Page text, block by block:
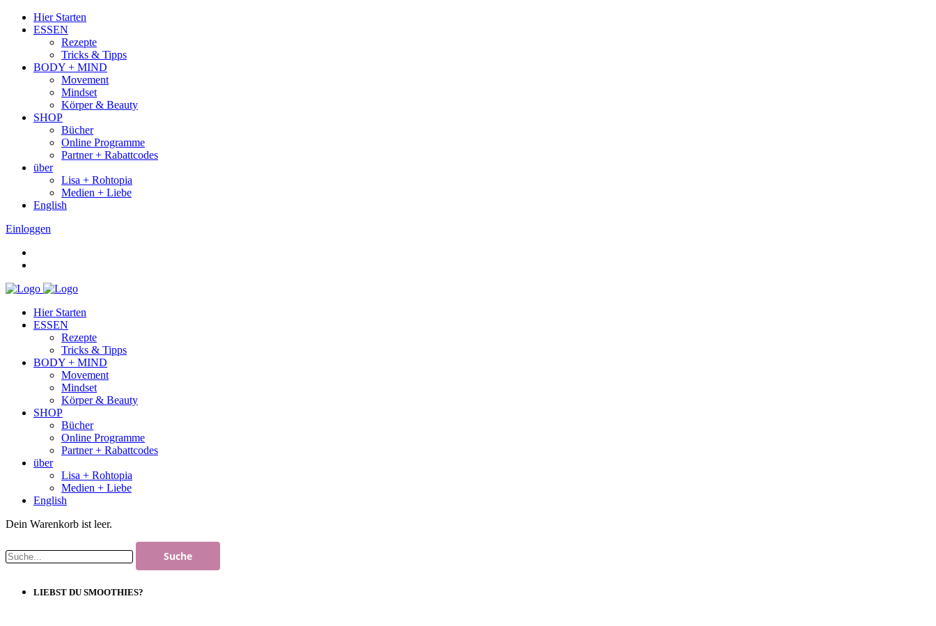
Hier Starten
ESSEN
Rezepte
Tricks & Tipps
BODY + MIND
Movement
Mindset
Körper & Beauty
SHOP
Bücher
Online Programme
Partner + Rabattcodes
über
Lisa + Rohtopia
Medien + Liebe
English
Einloggen
Hier Starten
ESSEN
Rezepte
Tricks & Tipps
BODY + MIND
Movement
Mindset
Körper & Beauty
SHOP
Bücher
Online Programme
Partner + Rabattcodes
über
Lisa + Rohtopia
Medien + Liebe
English
Dein Warenkorb ist leer.
LIEBST DU SMOOTHIES?